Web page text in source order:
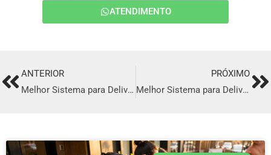
ATENDIMENTO
PrevANTERIOR
Melhor Sistema para Delivery em Timbaúba
PRÓXIMO
Melhor Sistema para Delivery em Acará